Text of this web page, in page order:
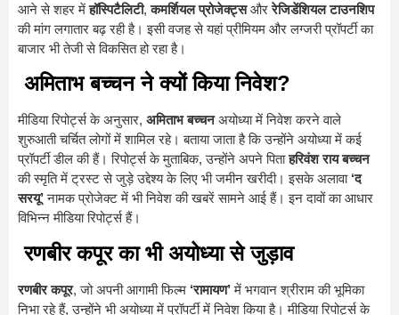
आने से शहर मेंहॉस्पिटैलिटी,कमर्शियल प्रोजेक्ट्सऔररेजिडेंशियल टाउनशिप
की मांग लगातार बढ़ रही है। इसी वजह से यहां प्रीमियम और लग्जरी प्रॉपर्टी का
बाजार भी तेजी से विकसित हो रहा है।
अमिताभ बच्चन ने क्यों किया निवेश?
मीडिया रिपोर्ट्स के अनुसार, अमिताभ बच्चनअयोध्या में निवेश करने वाले
शुरुआती चर्चित लोगों में शामिल रहे। बताया जाता है कि उन्होंने अयोध्या में कई
प्रॉपर्टी डील की हैं। रिपोर्ट्स के मुताबिक, उन्होंने अपने पिताहरिवंश राय बच्चन
की स्मृति में ट्रस्ट से जुड़े उद्देश्य के लिए भी जमीन खरीदी। इसके अलावा ‘द
सरयू’नामक प्रोजेक्ट में भी निवेश की खबरें सामने आई हैं। इन दावों का आधार
विभिन्न मीडिया रिपोर्ट्स हैं।
रणबीर कपूर का भी अयोध्या से जुड़ाव
रणबीर कपूर, जो अपनी आगामी फिल्म ‘रामायण’में भगवान श्रीराम की भूमिका
निभा रहे हैं, उन्होंने भी अयोध्या में प्रॉपर्टी में निवेश किया है। मीडिया रिपोर्ट्स के